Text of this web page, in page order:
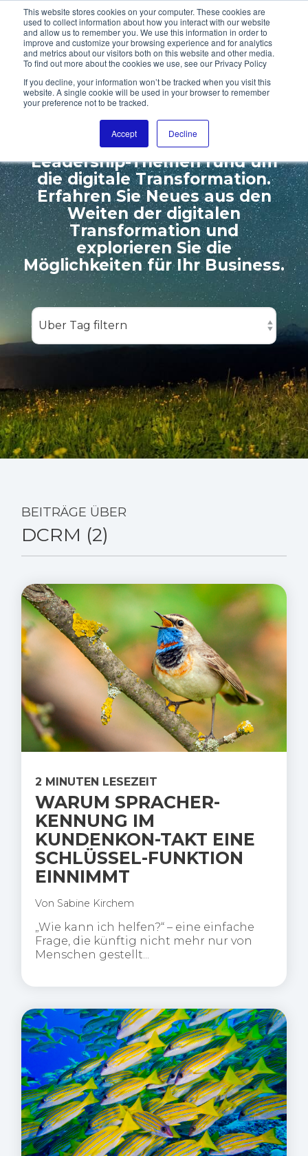
This website stores cookies on your computer. These cookies are
used to collect information about how you interact with our website
and allow us to remember you. We use this information in order to
improve and customize your browsing experience and for analytics
and metrics about our visitors both on this website and other media.
To find out more about the cookies we use, see our Privacy Policy
If you decline, your information won’t be tracked when you visit this
website. A single cookie will be used in your browser to remember
your preference not to be tracked.
Accept Decline
WILLKOMMEN ZUR
DIGITALL GALAXY
Wir beschäftigen uns mit den
Leadership-Themen rund um
die digitale Transformation.
Erfahren Sie Neues aus den
Weiten der digitalen
Transformation und
explorieren Sie die
Möglichkeiten für Ihr Business.
BEITRÄGE ÜBER
DCRM (2)
2 MINUTEN LESEZEIT
WARUM SPRACHER-
KENNUNG IM
KUNDENKON-TAKT EINE
SCHLÜSSEL-FUNKTION
EINNIMMT
Von Sabine Kirchem
„Wie kann ich helfen?“ – eine einfache
Frage, die künftig nicht mehr nur von
Menschen gestellt...